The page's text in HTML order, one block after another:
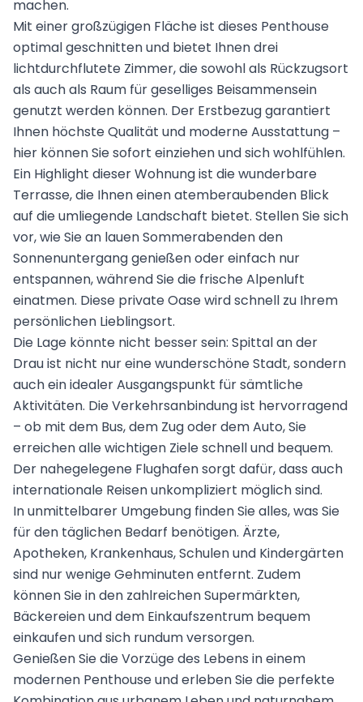
machen.
Mit einer großzügigen Fläche ist dieses Penthouse
optimal geschnitten und bietet Ihnen drei
lichtdurchflutete Zimmer, die sowohl als Rückzugsort
als auch als Raum für geselliges Beisammensein
genutzt werden können. Der Erstbezug garantiert
Ihnen höchste Qualität und moderne Ausstattung –
hier können Sie sofort einziehen und sich wohlfühlen.
Ein Highlight dieser Wohnung ist die wunderbare
Terrasse, die Ihnen einen atemberaubenden Blick
auf die umliegende Landschaft bietet. Stellen Sie sich
vor, wie Sie an lauen Sommerabenden den
Sonnenuntergang genießen oder einfach nur
entspannen, während Sie die frische Alpenluft
einatmen. Diese private Oase wird schnell zu Ihrem
persönlichen Lieblingsort.
Die Lage könnte nicht besser sein: Spittal an der
Drau ist nicht nur eine wunderschöne Stadt, sondern
auch ein idealer Ausgangspunkt für sämtliche
Aktivitäten. Die Verkehrsanbindung ist hervorragend
– ob mit dem Bus, dem Zug oder dem Auto, Sie
erreichen alle wichtigen Ziele schnell und bequem.
Der nahegelegene Flughafen sorgt dafür, dass auch
internationale Reisen unkompliziert möglich sind.
In unmittelbarer Umgebung finden Sie alles, was Sie
für den täglichen Bedarf benötigen. Ärzte,
Apotheken, Krankenhaus, Schulen und Kindergärten
sind nur wenige Gehminuten entfernt. Zudem
können Sie in den zahlreichen Supermärkten,
Bäckereien und dem Einkaufszentrum bequem
einkaufen und sich rundum versorgen.
Genießen Sie die Vorzüge des Lebens in einem
modernen Penthouse und erleben Sie die perfekte